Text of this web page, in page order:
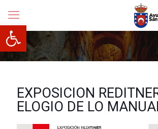
Abrir barra de herramientas
EXPOSICION
ELOGIO DE LO